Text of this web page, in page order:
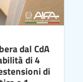
dal CdA
di 4
di